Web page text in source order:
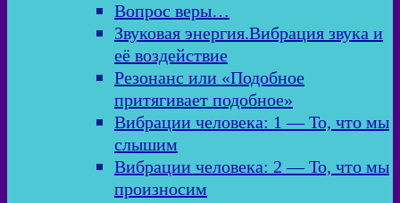
Вопрос веры…
Звуковая энергия.Вибрация звука и
её воздействие
Резонанс или «Подобное
притягивает подобное»
Вибрации человека: 1 — То, что мы
слышим
Вибрации человека: 2 — То, что мы
произносим